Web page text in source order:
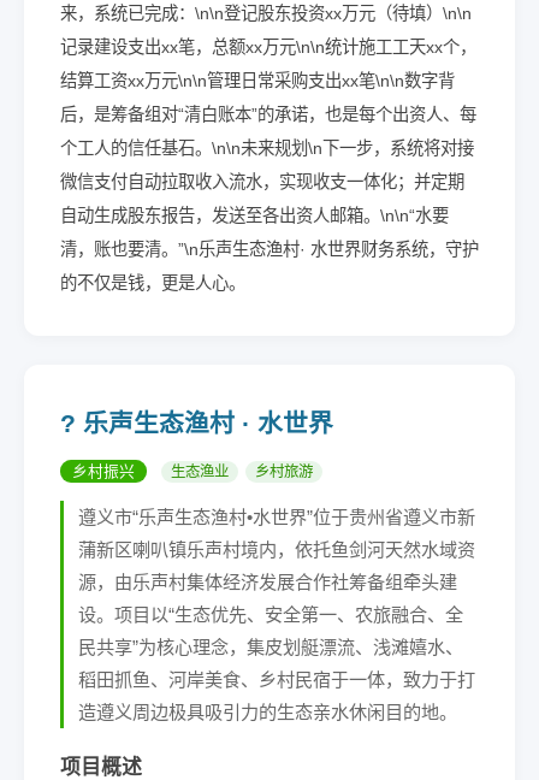
来，系统已完成：\n\n登记股东投资xx万元（待填）\n\n
记录建设支出xx笔，总额xx万元\n\n统计施工工天xx个，
结算工资xx万元\n\n管理日常采购支出xx笔\n\n数字背
后，是筹备组对“清白账本”的承诺，也是每个出资人、每
个工人的信任基石。\n\n未来规划\n下一步，系统将对接
微信支付自动拉取收入流水，实现收支一体化；并定期
自动生成股东报告，发送至各出资人邮箱。\n\n“水要
清，账也要清。”\n乐声生态渔村· 水世界财务系统，守护
的不仅是钱，更是人心。
? 乐声生态渔村 · 水世界
乡村振兴 生态渔业 乡村旅游
遵义市“乐声生态渔村•水世界”位于贵州省遵义市新
蒲新区喇叭镇乐声村境内，依托鱼剑河天然水域资
源，由乐声村集体经济发展合作社筹备组牵头建
设。项目以“生态优先、安全第一、农旅融合、全
民共享”为核心理念，集皮划艇漂流、浅滩嬉水、
稻田抓鱼、河岸美食、乡村民宿于一体，致力于打
造遵义周边极具吸引力的生态亲水休闲目的地。
项目概述